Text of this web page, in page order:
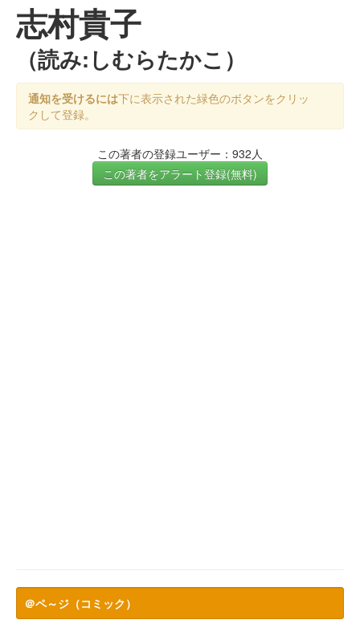
志村貴子
（読み:しむらたかこ）
通知を受けるには下に表示された緑色のボタンをクリッ
クして登録。
この著者の登録ユーザー：932人
この著者をアラート登録(無料)
＠ペ～ジ（コミック）